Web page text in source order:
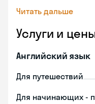
Читать дальше
Услуги и
Английский язык
Для путешествий
Для начинающих -